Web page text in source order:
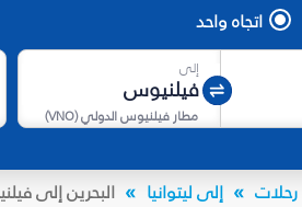
اتجاه واحد
إلى
مطار فيلنيوس الدولي(
VNO
)
رحلات إلى ليتوانيا البحرين إلى